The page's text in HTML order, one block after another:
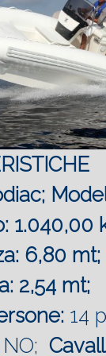
1.040,00
6,80 mt;
2,54 mt;
14
NO;